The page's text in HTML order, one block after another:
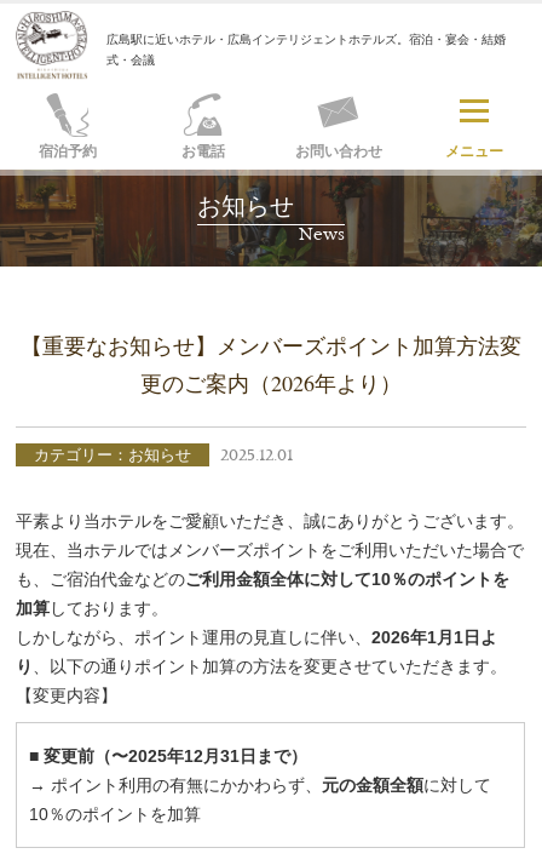
広島駅に近いホテル・広島インテリジェントホテルズ。宿泊・宴会・結婚
式・会議
宿泊予約 お電話 お問い合わせ メニュー
お知らせ
News
【重要なお知らせ】メンバーズポイント加算方法変
更のご案内（2026年より）
カテゴリー：お知らせ 2025.12.01
平素より当ホテルをご愛顧いただき、誠にありがとうございます。
現在、当ホテルではメンバーズポイントをご利用いただいた場合で
も、ご宿泊代金などのご利用金額全体に対して10％のポイントを
加算しております。
しかしながら、ポイント運用の見直しに伴い、2026年1月1日よ
り
、以下の通りポイント加算の方法を変更させていただきます。
【変更内容】
■変更前（〜2025年12月31日まで）
→ ポイント利用の有無にかかわらず、 元の金額全額に対して
10％のポイントを加算